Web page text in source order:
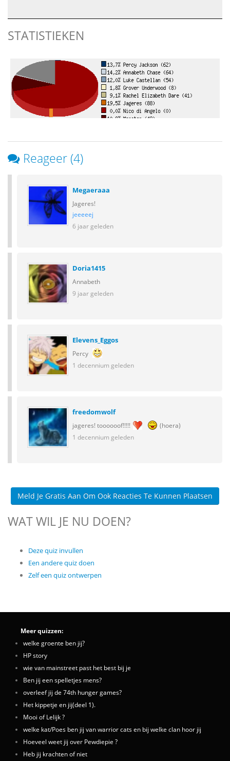
STATISTIEKEN
Reageer (4)
Megaeraaa
Jageres!
jeeeeej
6 jaar geleden
Doria1415
Annabeth
9 jaar geleden
Elevens_Eggos
Percy
1 decennium geleden
freedomwolf
jageres! toooooof!!!!!
(hoera)
1 decennium geleden
Meld Je Gratis Aan Om Ook Reacties Te Kunnen Plaatsen
WAT WIL JE NU DOEN?
Deze quiz invullen
Een andere quiz doen
Zelf een quiz ontwerpen
Meer quizzen:
welke groente ben jij?
HP story
wie van mainstreet past het best bij je
Ben jij een spelletjes mens?
overleef jij de 74th hunger games?
Het kippetje en jij(deel 1).
Mooi of Lelijk ?
welke kat/Poes ben jij van warrior cats en bij welke clan hoor jij
Hoeveel weet jij over Pewdiepie ?
Heb jij krachten of niet